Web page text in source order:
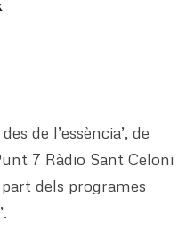
de l’essència’, de
7 Ràdio Sant Celoni
dels programes